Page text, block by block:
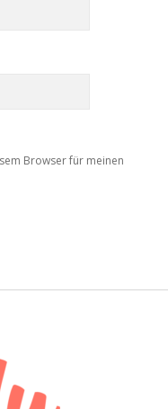
Browser für meinen